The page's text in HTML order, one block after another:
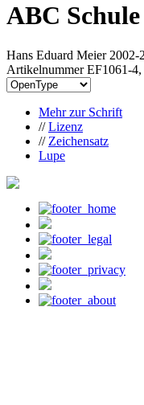
ABC
Hans Eduard Meier 2002-
Artikelnummer EF1061-4,
Mehr zur Schrift
//Lizenz
// Zeichensatz
Lupe